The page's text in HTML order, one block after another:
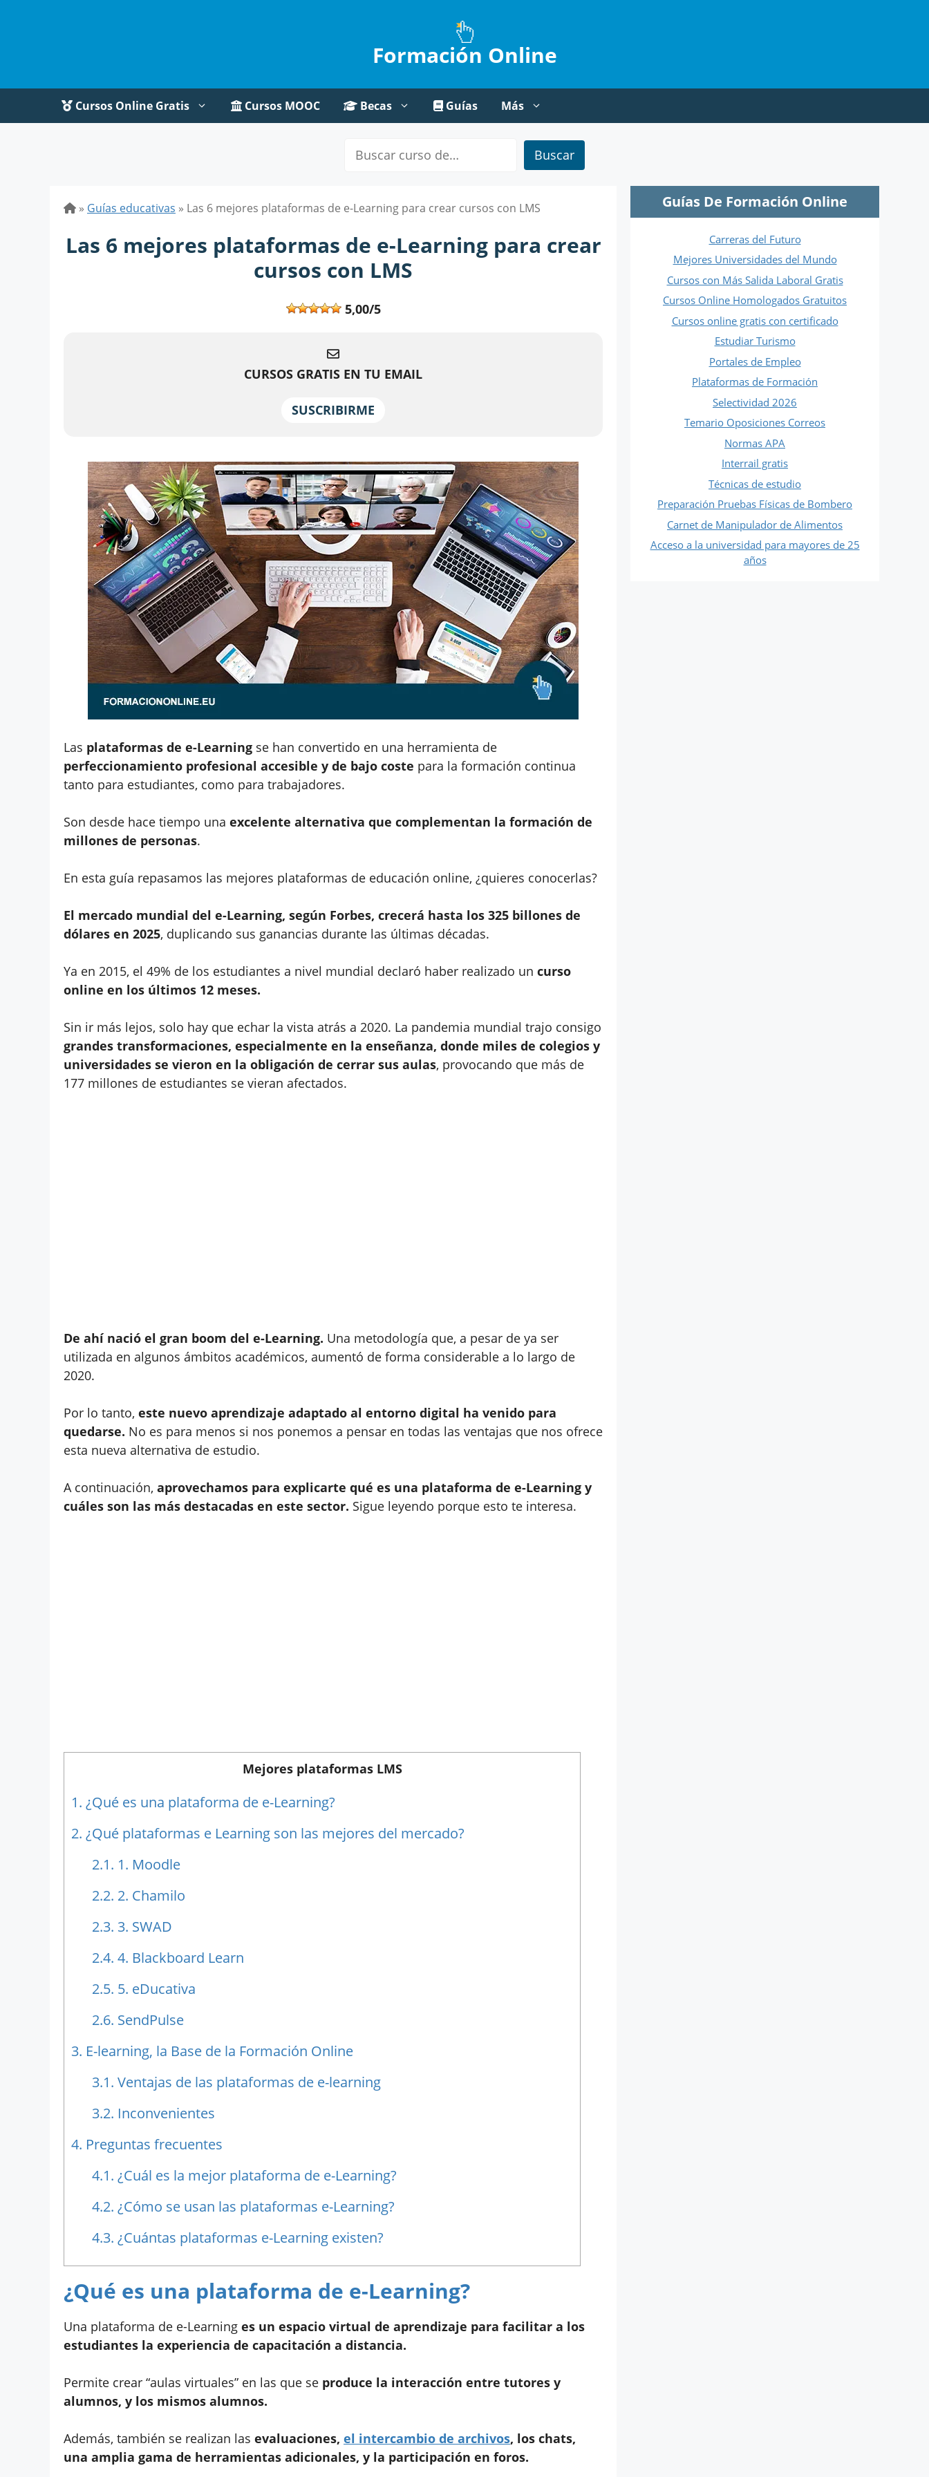
Formación Online
Cursos Online Gratis Cursos MOOC Becas Guías Más
Buscar
» Guías educativas » Las 6 mejores plataformas de e-Learning para crear cursos con LMS
Las 6 mejores plataformas de e-Learning para crear
cursos con LMS
5,00/5
CURSOS GRATIS EN TU EMAIL
SUSCRIBIRME
Las plataformas de e-Learning se han convertido en una herramienta de
perfeccionamiento profesional accesible y de bajo coste para la formación continua
tanto para estudiantes, como para trabajadores.
Son desde hace tiempo una excelente alternativa que complementan la formación de
millones de personas.
En esta guía repasamos las mejores plataformas de educación online, ¿quieres conocerlas?
El mercado mundial del e-Learning, según Forbes, crecerá hasta los 325 billones de
dólares en 2025, duplicando sus ganancias durante las últimas décadas.
Ya en 2015, el 49% de los estudiantes a nivel mundial declaró haber realizado un curso
online en los últimos 12 meses.
Sin ir más lejos, solo hay que echar la vista atrás a 2020. La pandemia mundial trajo consigo
grandes transformaciones, especialmente en la enseñanza, donde miles de colegios y
universidades se vieron en la obligación de cerrar sus aulas, provocando que más de
177 millones de estudiantes se vieran afectados.
De ahí nació el gran boom del e-Learning. Una metodología que, a pesar de ya ser
utilizada en algunos ámbitos académicos, aumentó de forma considerable a lo largo de
2020.
Por lo tanto, este nuevo aprendizaje adaptado al entorno digital ha venido para
quedarse. No es para menos si nos ponemos a pensar en todas las ventajas que nos ofrece
esta nueva alternativa de estudio.
A continuación, aprovechamos para explicarte qué es una plataforma de e-Learning y
cuáles son las más destacadas en este sector. Sigue leyendo porque esto te interesa.
Mejores plataformas LMS
1. ¿Qué es una plataforma de e-Learning?
2. ¿Qué plataformas e Learning son las mejores del mercado?
2.1. 1. Moodle
2.2. 2. Chamilo
2.3. 3. SWAD
2.4. 4. Blackboard Learn
2.5. 5. eDucativa
2.6. SendPulse
3. E-learning, la Base de la Formación Online
3.1. Ventajas de las plataformas de e-learning
3.2. Inconvenientes
4. Preguntas frecuentes
4.1. ¿Cuál es la mejor plataforma de e-Learning?
4.2. ¿Cómo se usan las plataformas e-Learning?
4.3. ¿Cuántas plataformas e-Learning existen?
¿Qué es una plataforma de e-Learning?
Una plataforma de e-Learning es un espacio virtual de aprendizaje para facilitar a los
estudiantes la experiencia de capacitación a distancia.
Permite crear “aulas virtuales” en las que se produce la interacción entre tutores y
alumnos, y los mismos alumnos.
Además, también se realizan las evaluaciones, el intercambio de archivos, los chats,
una amplia gama de herramientas adicionales, y la participación en foros.
Guías De Formación Online
Carreras del Futuro
Mejores Universidades del Mundo
Cursos con Más Salida Laboral Gratis
Cursos Online Homologados Gratuitos
Cursos online gratis con certificado
Estudiar Turismo
Portales de Empleo
Plataformas de Formación
Selectividad 2026
Temario Oposiciones Correos
Normas APA
Interrail gratis
Técnicas de estudio
Preparación Pruebas Físicas de Bombero
Carnet de Manipulador de Alimentos
Acceso a la universidad para mayores de 25
años